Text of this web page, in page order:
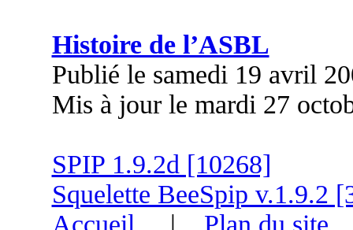
Histoire de l’ASBL
Publié le samedi 19 avril
Mis à jour le mardi 27
SPIP 1.9.2d [10268]
Squelette BeeSpip v.1.9.2
Accueil | Plan du site